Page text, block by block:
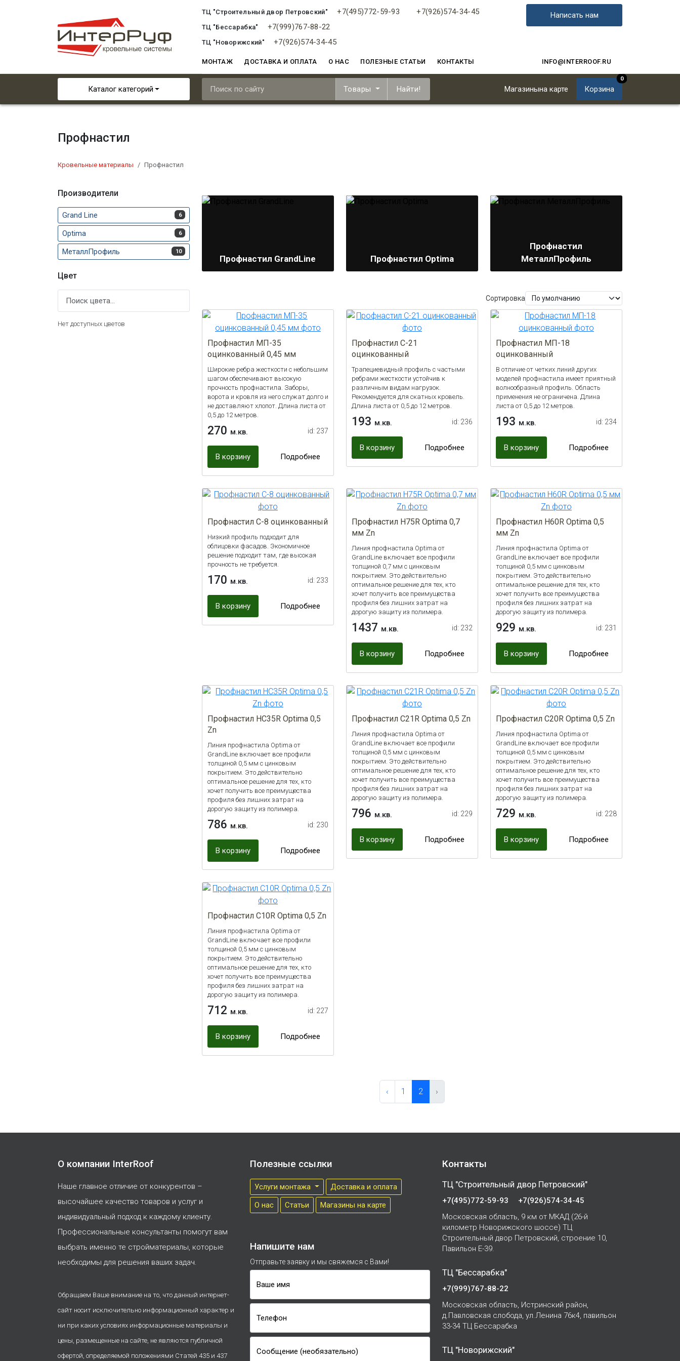
ТЦ "Строительный двор Петровский" +7(495)772-59-93 +7(926)574-34-45
ТЦ "Бессарабка" +7(999)767-88-22
ТЦ "Новорижский" +7(926)574-34-45
Написать нам
МОНТАЖ ДОСТАВКА И ОПЛАТА О НАС ПОЛЕЗНЫЕ СТАТЬИ КОНТАКТЫ INFO@INTERROOF.RU
Каталог категорий Товары Найти! Магазинына карте Корзина
0
Профнастил
Кровельные материалы Профнастил
Производители
Grand Line 6
Optima 6
МеталлПрофиль 10
Цвет
Нет доступных цветов
Профнастил GrandLine Профнастил Optima
Профнастил
МеталлПрофиль
Сортировка
Профнастил МП-35
оцинкованный 0,45 мм
Широкие ребра жесткости с небольшим
шагом обеспечивают высокую
прочность профнастила. Заборы,
ворота и кровля из него служат долго и
не доставляют хлопот. Длина листа от
0,5 до 12 метров.
270 м.кв. id: 237
В корзину Подробнее
Профнастил С-21
оцинкованный
Трапециевидный профиль с частыми
ребрами жесткости устойчив к
различным видам нагрузок.
Рекомендуется для скатных кровель.
Длина листа от 0,5 до 12 метров.
193 м.кв. id: 236
В корзину Подробнее
Профнастил МП-18
оцинкованный
В отличие от четких линий других
моделей профнастила имеет приятный
волнообразный профиль. Область
применения не ограничена. Длина
листа от 0,5 до 12 метров.
193 м.кв. id: 234
В корзину Подробнее
Профнастил С-8 оцинкованный
Низкий профиль подходит для
облицовки фасадов. Экономичное
решение подходит там, где высокая
прочность не требуется.
170 м.кв. id: 233
В корзину Подробнее
Профнастил H75R Optima 0,7
мм Zn
Линия профнастила Optima от
GrandLine включает все профили
толщиной 0,7 мм с цинковым
покрытием. Это действительно
оптимальное решение для тех, кто
хочет получить все преимущества
профиля без лишних затрат на
дорогую защиту из полимера.
1437 м.кв. id: 232
В корзину Подробнее
Профнастил H60R Optima 0,5
мм Zn
Линия профнастила Optima от
GrandLine включает все профили
толщиной 0,5 мм с цинковым
покрытием. Это действительно
оптимальное решение для тех, кто
хочет получить все преимущества
профиля без лишних затрат на
дорогую защиту из полимера.
929 м.кв. id: 231
В корзину Подробнее
Профнастил HС35R Optima 0,5
Zn
Линия профнастила Optima от
GrandLine включает все профили
толщиной 0,5 мм с цинковым
покрытием. Это действительно
оптимальное решение для тех, кто
хочет получить все преимущества
профиля без лишних затрат на
дорогую защиту из полимера.
786 м.кв. id: 230
В корзину Подробнее
Профнастил С21R Optima 0,5 Zn
Линия профнастила Optima от
GrandLine включает все профили
толщиной 0,5 мм с цинковым
покрытием. Это действительно
оптимальное решение для тех, кто
хочет получить все преимущества
профиля без лишних затрат на
дорогую защиту из полимера.
796 м.кв. id: 229
В корзину Подробнее
Профнастил С20R Optima 0,5 Zn
Линия профнастила Optima от
GrandLine включает все профили
толщиной 0,5 мм с цинковым
покрытием. Это действительно
оптимальное решение для тех, кто
хочет получить все преимущества
профиля без лишних затрат на
дорогую защиту из полимера.
729 м.кв. id: 228
В корзину Подробнее
Профнастил С10R Optima 0,5 Zn
Линия профнастила Optima от
GrandLine включает все профили
толщиной 0,5 мм с цинковым
покрытием. Это действительно
оптимальное решение для тех, кто
хочет получить все преимущества
профиля без лишних затрат на
дорогую защиту из полимера.
712 м.кв. id: 227
В корзину Подробнее
‹ 1 2 ›
О компании InterRoof
Наше главное отличие от конкурентов –
высочайшее качество товаров и услуг и
индивидуальный подход к каждому клиенту.
Профессиональные консультанты помогут вам
выбрать именно те стройматериалы, которые
необходимы для решения ваших задач.
Обращаем Ваше внимание на то, что данный интернет-
сайт носит исключительно информационный характер и
ни при каких условиях информационные материалы и
цены, размещенные на сайте, не являются публичной
офертой, определяемой положениями Статей 435 и 437
Полезные ссылки
Услуги монтажа
Доставка и оплата
О нас
Cтатьи Магазины на карте
Напишите нам
Отправьте заявку и мы свяжемся с Вами!
Ваше имя
Телефон
Сообщение (необязательно)
Контакты
ТЦ "Строительный двор Петровский"
+7(495)772-59-93
+7(926)574-34-45
Московская область, 9 км от МКАД (26-й
километр Новорижского шоссе) ТЦ
Строительный двор Петровский, строение 10,
Павильон Е-39.
ТЦ "Бессарабка"
+7(999)767-88-22
Московская область, Истринский район,
д.Павловская слобода, ул.Ленина 76к4, павильон
33-34 ТЦ Бессарабка
ТЦ "Новорижский"